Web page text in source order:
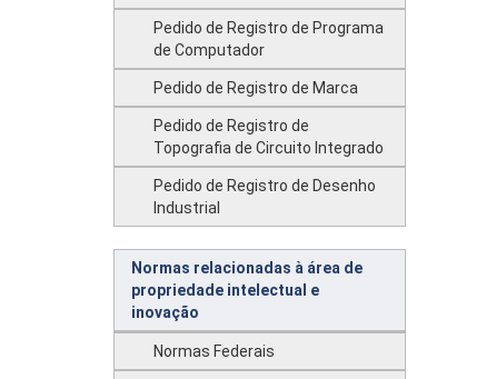
Pedido de Registro de Programa
de Computador
Pedido de Registro de Marca
Pedido de Registro de
Topografia de Circuito Integrado
Pedido de Registro de Desenho
Industrial
Normas relacionadas à área de
propriedade intelectual e
inovação
Normas Federais